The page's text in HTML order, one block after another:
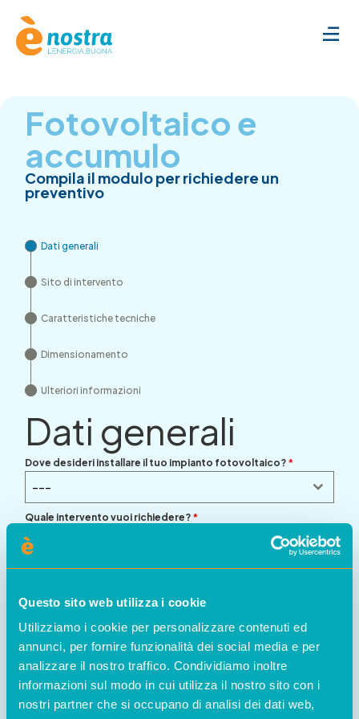
Questo sito web utilizza i cookie
Utilizziamo i cookie per personalizzare contenuti ed
annunci, per fornire funzionalità dei social media e per
analizzare il nostro traffico. Condividiamo inoltre
informazioni sul modo in cui utilizza il nostro sito con i
nostri partner che si occupano di analisi dei dati web,
Fotovoltaico e
accumulo
Compila il modulo per richiedere un
preventivo
Dati generali
Sito di intervento
Caratteristiche tecniche
Dimensionamento
Ulteriori informazioni
Dati generali
Dove desideri installare il tuo impianto fotovoltaico? *
---
Quale intervento vuoi richiedere? *
---